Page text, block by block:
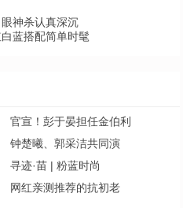
神杀认真深沉
蓝搭配简单时髦
官宣！彭于晏担任金伯利
钟楚曦、郭采洁共同演
寻迹·苗 | 粉蓝时尚
网红亲测推荐的抗初老